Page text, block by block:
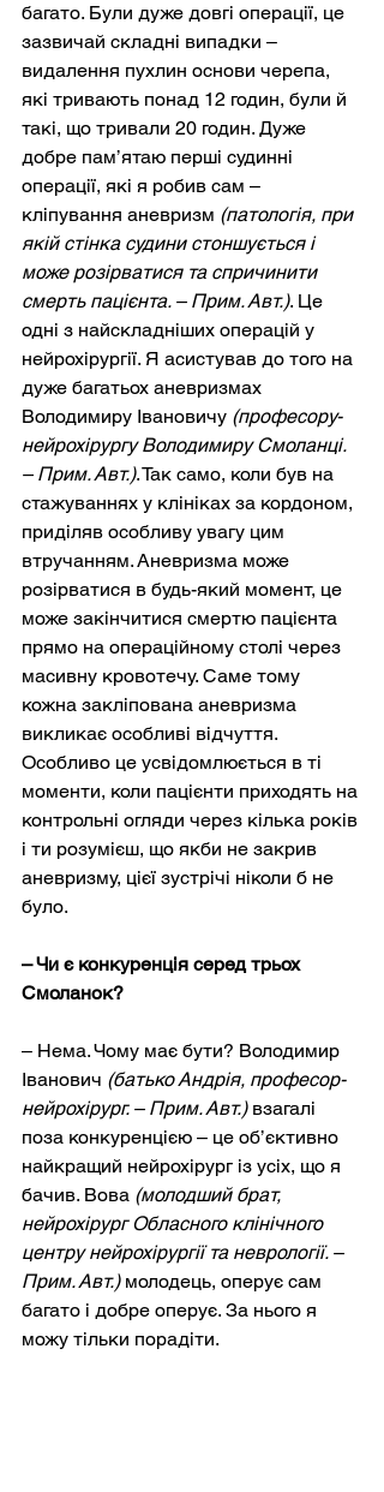
багато. Були дуже довгі операції, це
зазвичай складні випадки –
видалення пухлин основи черепа,
які тривають понад 12 годин, були й
такі, що тривали 20 годин. Дуже
добре пам’ятаю перші судинні
операції, які я робив сам –
кліпування аневризм (патологія, при
якій стінка судини стоншується і
може розірватися та спричинити
смерть пацієнта. – Прим. Авт.). Це
одні з найскладніших операцій у
нейрохірургії. Я асистував до того на
дуже багатьох аневризмах
Володимиру Івановичу (професору-
нейрохірургу Володимиру Смоланці.
– Прим. Авт.). Так само, коли був на
стажуваннях у клініках за кордоном,
приділяв особливу увагу цим
втручанням. Аневризма може
розірватися в будь-який момент, це
може закінчитися смертю пацієнта
прямо на операційному столі через
масивну кровотечу. Саме тому
кожна закліпована аневризма
викликає особливі відчуття.
Особливо це усвідомлюється в ті
моменти, коли пацієнти приходять на
контрольні огляди через кілька років
і ти розумієш, що якби не закрив
аневризму, цієї зустрічі ніколи б не
було.
– Чи є конкуренція серед трьох
Смоланок?
– Нема. Чому має бути? Володимир
Іванович (батько Андрія, професор-
нейрохірург. – Прим. Авт.) взагалі
поза конкуренцією – це об’єктивно
найкращий нейрохірург із усіх, що я
бачив. Вова (молодший брат,
нейрохірург Обласного клінічного
центру нейрохірургії та неврології. –
Прим. Авт.) молодець, оперує сам
багато і добре оперує. За нього я
можу тільки порадіти.